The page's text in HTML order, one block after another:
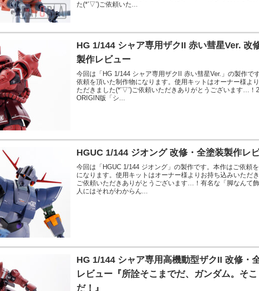
た(*’▽’)ご依頼いた...
HG 1/144 シャア専用ザクII 赤い彗星Ver. 改
製作レビュー
今回は「HG 1/144 シャア専用ザクII 赤い彗星Ver.」の製作で
依頼を頂いた制作物になります。使用キットはオーナー様よ
ただきました(*’▽’)ご依頼いただきありがとうございます…！
ORIGIN版「シ...
HGUC 1/144 ジオング 改修・全塗装製作レ
今回は「HGUC 1/144 ジオング」の製作です。本作はご依頼
になります。使用キットはオーナー様よりお持ち込みいただ
ご依頼いただきありがとうございます…！有名な「脚なんて
人にはそれがわからん...
HG 1/144 シャア専用高機動型ザクII 改修・
レビュー『所詮そこまでだ、ガンダム。そ
だ！』